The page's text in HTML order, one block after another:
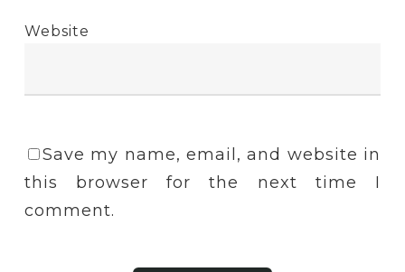
Website
Save my name, email, and website in
this browser for the next time I
comment.